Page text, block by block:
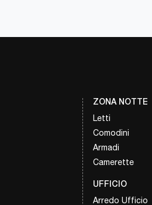
ZONA NOTTE
Letti
Comodini
Armadi
Camerette
UFFICIO
Arredo Ufficio